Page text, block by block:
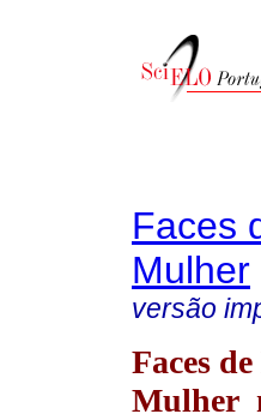
Faces
Mulher
versão
Faces
Mulher